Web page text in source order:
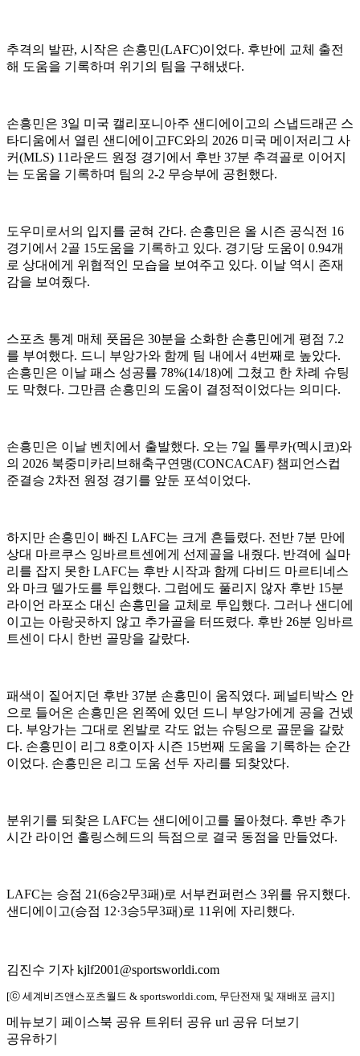
추격의 발판, 시작은 손흥민(LAFC)이었다. 후반에 교체 출전
해 도움을 기록하며 위기의 팀을 구해냈다.
손흥민은 3일 미국 캘리포니아주 샌디에이고의 스냅드래곤 스
타디움에서 열린 샌디에이고FC와의 2026 미국 메이저리그 사
커(MLS) 11라운드 원정 경기에서 후반 37분 추격골로 이어지
는 도움을 기록하며 팀의 2-2 무승부에 공헌했다.
도우미로서의 입지를 굳혀 간다. 손흥민은 올 시즌 공식전 16
경기에서 2골 15도움을 기록하고 있다. 경기당 도움이 0.94개
로 상대에게 위협적인 모습을 보여주고 있다. 이날 역시 존재
감을 보여줬다.
스포츠 통계 매체 풋몹은 30분을 소화한 손흥민에게 평점 7.2
를 부여했다. 드니 부앙가와 함께 팀 내에서 4번째로 높았다.
손흥민은 이날 패스 성공률 78%(14/18)에 그쳤고 한 차례 슈팅
도 막혔다. 그만큼 손흥민의 도움이 결정적이었다는 의미다.
손흥민은 이날 벤치에서 출발했다. 오는 7일 톨루카(멕시코)와
의 2026 북중미카리브해축구연맹(CONCACAF) 챔피언스컵
준결승 2차전 원정 경기를 앞둔 포석이었다.
하지만 손흥민이 빠진 LAFC는 크게 흔들렸다. 전반 7분 만에
상대 마르쿠스 잉바르트센에게 선제골을 내줬다. 반격에 실마
리를 잡지 못한 LAFC는 후반 시작과 함께 다비드 마르티네스
와 마크 델가도를 투입했다. 그럼에도 풀리지 않자 후반 15분
라이언 라포소 대신 손흥민을 교체로 투입했다. 그러나 샌디에
이고는 아랑곳하지 않고 추가골을 터뜨렸다. 후반 26분 잉바르
트센이 다시 한번 골망을 갈랐다.
패색이 짙어지던 후반 37분 손흥민이 움직였다. 페널티박스 안
으로 들어온 손흥민은 왼쪽에 있던 드니 부앙가에게 공을 건넸
다. 부앙가는 그대로 왼발로 각도 없는 슈팅으로 골문을 갈랐
다. 손흥민이 리그 8호이자 시즌 15번째 도움을 기록하는 순간
이었다. 손흥민은 리그 도움 선두 자리를 되찾았다.
분위기를 되찾은 LAFC는 샌디에이고를 몰아쳤다. 후반 추가
시간 라이언 홀링스헤드의 득점으로 결국 동점을 만들었다.
LAFC는 승점 21(6승2무3패)로 서부컨퍼런스 3위를 유지했다.
샌디에이고(승점 12·3승5무3패)로 11위에 자리했다.
김진수 기자 kjlf2001@sportsworldi.com
[ⓒ 세계비즈앤스포츠월드 & sportsworldi.com, 무단전재 및 재배포 금지]
메뉴보기 페이스북 공유 트위터 공유 url 공유 더보기
공유하기